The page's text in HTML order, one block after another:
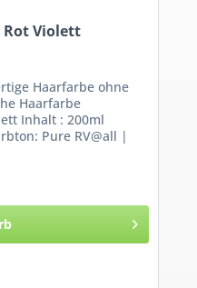
Rot Violett
Haarfarbe ohne
Haarfarbe
Inhalt : 200ml
Pure RV@all |